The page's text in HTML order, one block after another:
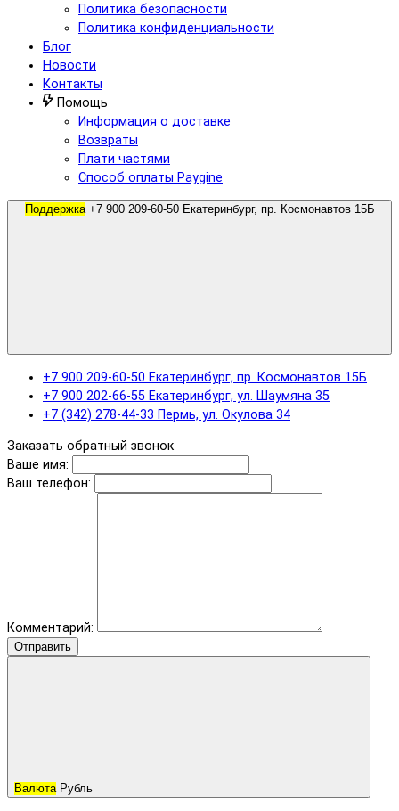
Политика безопасности
Политика конфиденциальности
Блог
Новости
Контакты
Помощь
Информация о доставке
Возвраты
Плати частями
Способ оплаты Paygine
Поддержка
+7 900 209-60-50 Екатеринбург, пр. Космонавтов 15Б
+7 900 202-66-55 Екатеринбург, ул. Шаумяна 35
+7 (342) 278-44-33 Пермь, ул. Окулова 34
Заказать обратный звонок
Ваше имя:
Ваш телефон:
Комментарий:
Отправить
Валюта Рубль